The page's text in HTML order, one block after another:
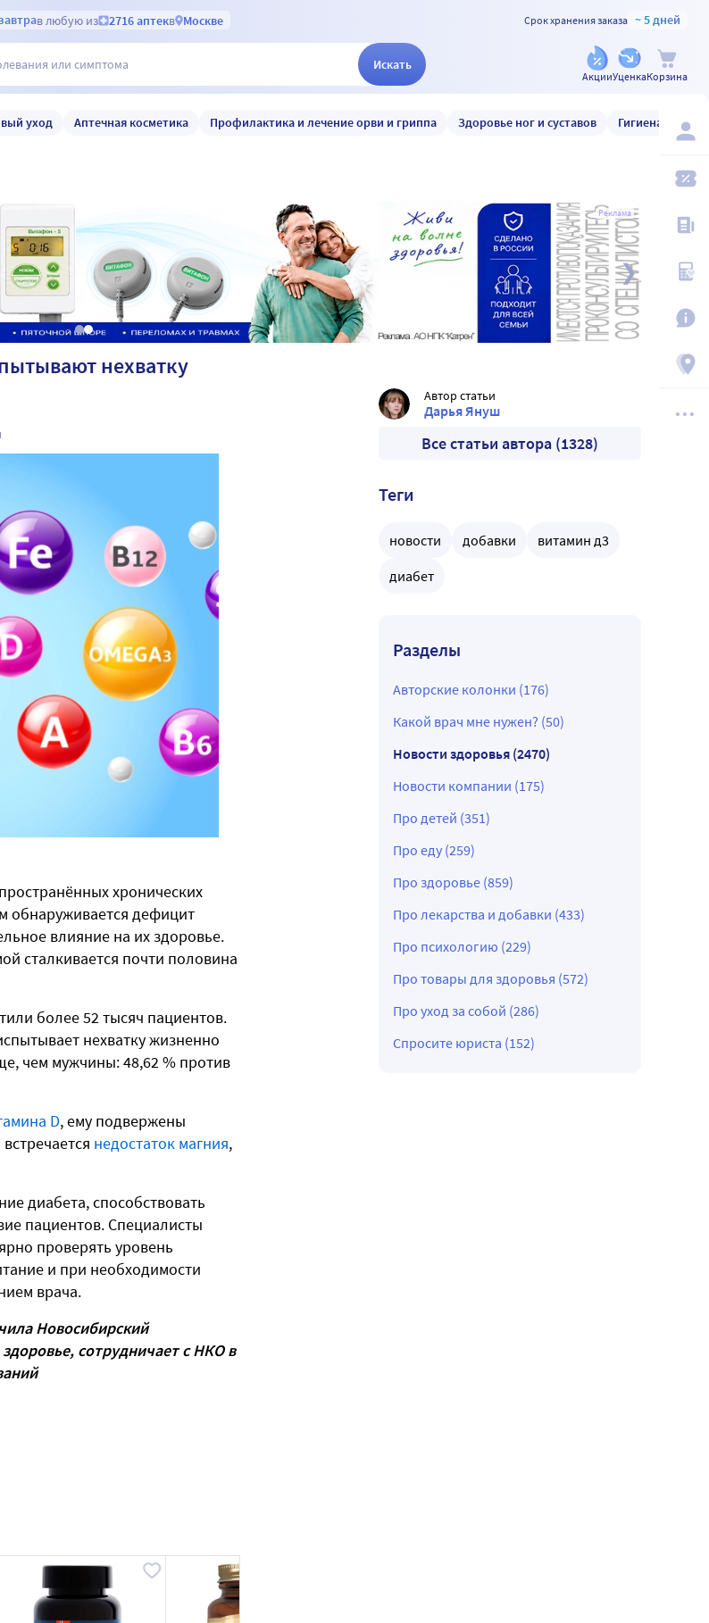
в любую из 2716 аптекв Москве Срок хранения заказа ~ 5 дней
Искать
АкцииУценкаКорзина
уход Аптечная косметика Профилактика и лечение орви и гриппа Здоровье ног и суставов Гигиена и уход
Реклама
нехватку
хронических
обнаруживается дефицит
влияние на их здоровье.
сталкивается почти половина
более 52 тысяч пациентов.
нехватку жизненно
чем мужчины: 48,62 % против
D, ему подвержены
недостаток магния,
диабета, способствовать
пациентов. Специалисты
проверять уровень
и при необходимости
врача.
Новосибирский
сотрудничает с НКО в
Автор статьи
Дарья Януш
Все статьи автора (1328)
Теги
новости добавки
витамин д3
диабет
Разделы
Авторские колонки (176)
Какой врач мне нужен? (50)
Новости здоровья (2470)
Новости компании (175)
Про детей (351)
Про еду (259)
Про здоровье (859)
Про лекарства и добавки (433)
Про психологию (229)
Про товары для здоровья (572)
Про уход за собой (286)
Спросите юриста (152)